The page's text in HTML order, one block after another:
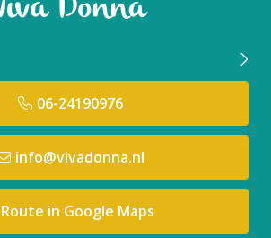
06-24190976
info@vivadonna.nl
Route in Google Maps